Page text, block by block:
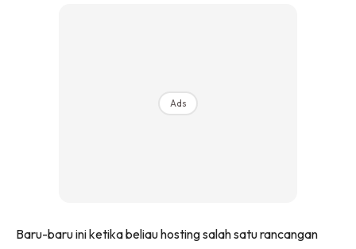
Ads
Baru-baru ini ketika beliau hosting salah satu rancangan